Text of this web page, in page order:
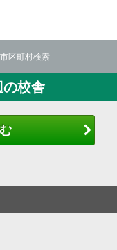
区町村検索
の校舎